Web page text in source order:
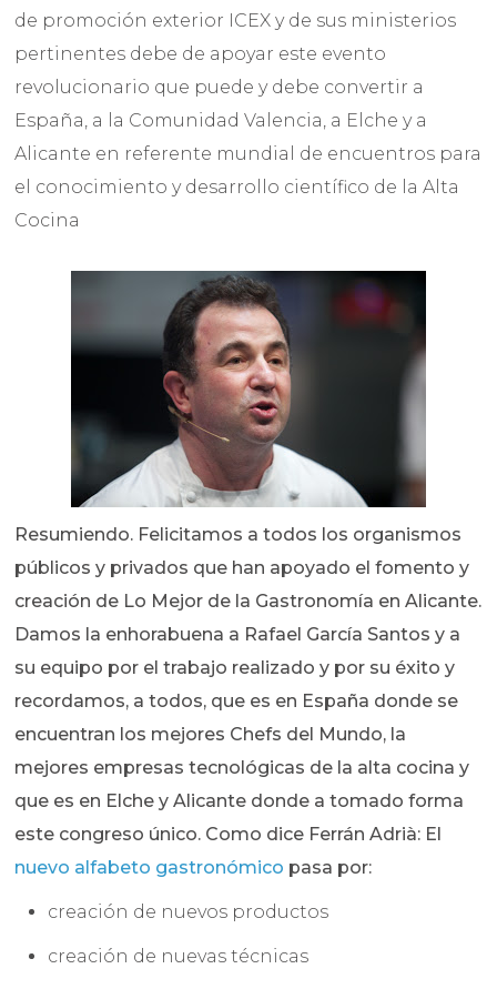
de promoción exterior ICEX y de sus ministerios
pertinentes debe de apoyar este evento
revolucionario que puede y debe convertir a
España, a la Comunidad Valencia, a Elche y a
Alicante en referente mundial de encuentros para
el conocimiento y desarrollo científico de la Alta
Cocina
Resumiendo. Felicitamos a todos los organismos
públicos y privados que han apoyado el fomento y
creación de Lo Mejor de la Gastronomía en Alicante.
Damos la enhorabuena a Rafael García Santos y a
su equipo por el trabajo realizado y por su éxito y
recordamos, a todos, que es en España donde se
encuentran los mejores Chefs del Mundo, la
mejores empresas tecnológicas de la alta cocina y
que es en Elche y Alicante donde a tomado forma
este congreso único. Como dice Ferrán Adrià: El
nuevo alfabeto gastronómico pasa por:
creación de nuevos productos
creación de nuevas técnicas